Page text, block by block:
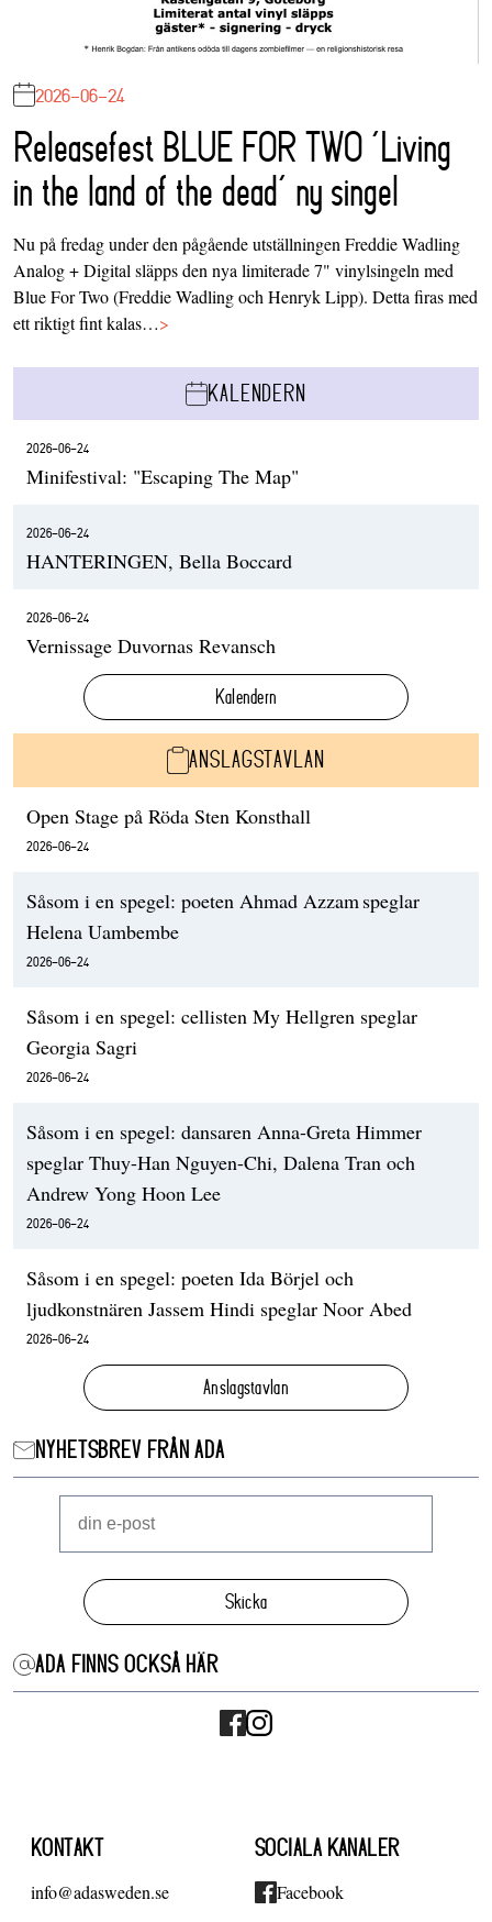
2026-06-24
Releasefest BLUE FOR TWO ‘Living
in the land of the dead’ ny singel
Nu på fredag under den pågående utställningen Freddie Wadling
Analog + Digital släpps den nya limiterade 7" vinylsingeln med
Blue For Two (Freddie Wadling och Henryk Lipp). Detta firas med
ett riktigt fint kalas…>
KALENDERN
2026-06-24
Minifestival: "Escaping The Map"
2026-06-24
HANTERINGEN, Bella Boccard
2026-06-24
Vernissage Duvornas Revansch
Kalendern
ANSLAGSTAVLAN
Open Stage på Röda Sten Konsthall
2026-06-24
Såsom i en spegel: poeten Ahmad Azzam speglar
Helena Uambembe
2026-06-24
Såsom i en spegel: cellisten My Hellgren speglar
Georgia Sagri
2026-06-24
Såsom i en spegel: dansaren Anna-Greta Himmer
speglar Thuy-Han Nguyen-Chi, Dalena Tran och
Andrew Yong Hoon Lee
2026-06-24
Såsom i en spegel: poeten Ida Börjel och
ljudkonstnären Jassem Hindi speglar Noor Abed
2026-06-24
Anslagstavlan
NYHETSBREV FRÅN ADA
Skicka
ADA FINNS OCKSÅ HÄR
KONTAKT
info@adasweden.se
SOCIALA KANALER
Facebook